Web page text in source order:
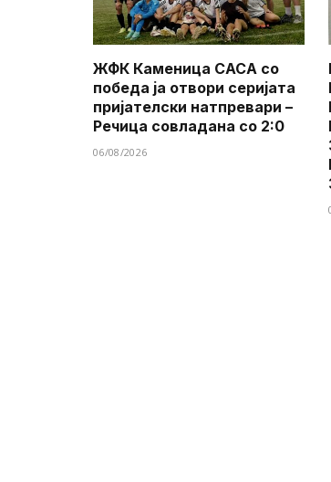
ЖФК Каменица САСА со
победа ја отвори серијата
пријателски натпревари –
Речица совладана со 2:0
06/08/2026